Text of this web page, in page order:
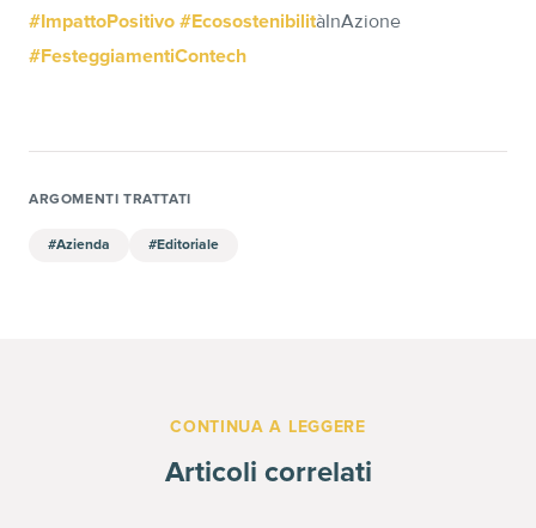
#ImpattoPositivo #EcosostenibilitàInAzione
#FesteggiamentiContech
ARGOMENTI TRATTATI
#Azienda #Editoriale
CONTINUA A LEGGERE
Articoli correlati